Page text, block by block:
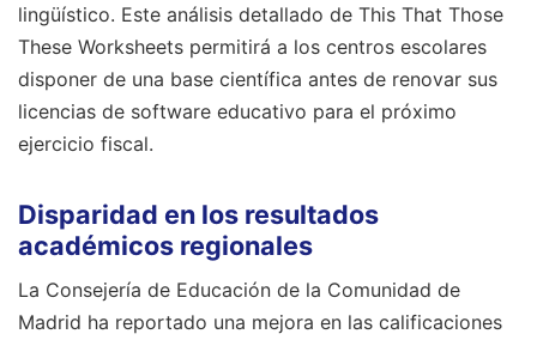
lingüístico. Este análisis detallado de This That Those
These Worksheets permitirá a los centros escolares
disponer de una base científica antes de renovar sus
licencias de software educativo para el próximo
ejercicio fiscal.
Disparidad en los resultados
académicos regionales
La Consejería de Educación de la Comunidad de
Madrid ha reportado una mejora en las calificaciones